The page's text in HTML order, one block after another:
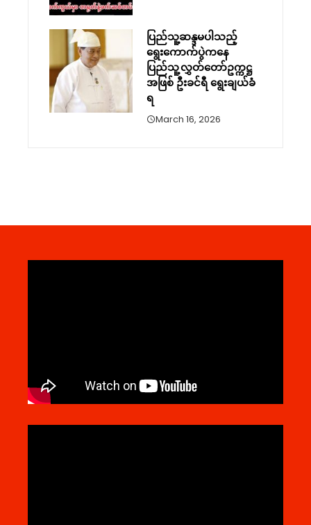
ပြည်သူ့ဆန္ဒမပါသည့်
ရွေးကောက်ပွဲကနေ
ပြည်သူ့လွှတ်တော်ဥက္ကဋ္ဌ
အဖြစ် ဦးခင်ရီ ရွေးချယ်ခံ
ရ
March 16, 2026